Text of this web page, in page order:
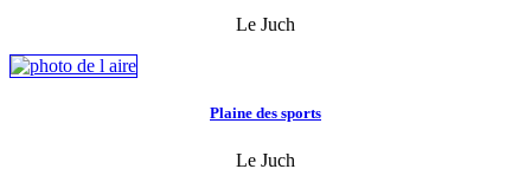
Le Juch
Plaine des sports
Le Juch